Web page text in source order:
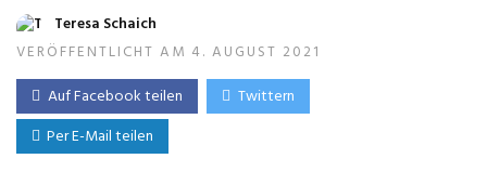
Teresa Schaich
VERÖFFENTLICHT AM 4. AUGUST 2021
Auf Facebook teilen
Twittern
Per E-Mail teilen